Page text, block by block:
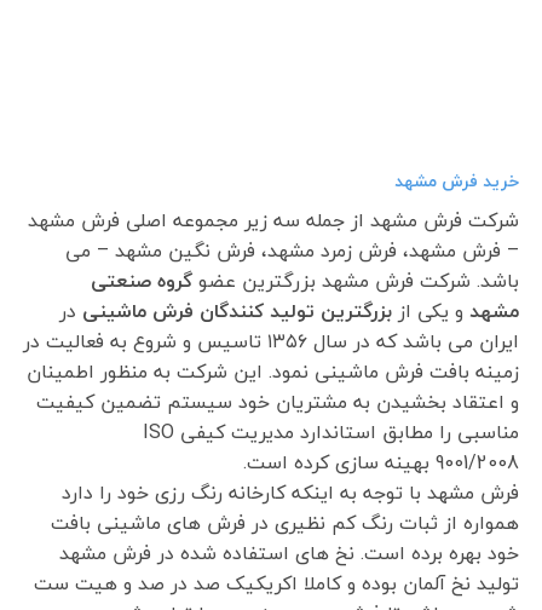
خرید فرش مشهد
شرکت فرش مشهد از جمله سه زیر مجموعه اصلی فرش مشهد
– فرش مشهد، فرش زمرد مشهد، فرش نگین مشهد – می
باشد. شرکت فرش مشهد بزرگترین عضوگروه صنعتی
مشهدو یکی از بزرگترین تولید کنندگان فرش ماشینی در
ایران می باشد که در سال ۱۳۵۶ تاسیس و شروع به فعالیت در
زمینه بافت فرش ماشینی نمود. این شرکت به منظور اطمینان
و اعتقاد بخشیدن به مشتریان خود سیستم تضمین کیفیت
مناسبی را مطابق استاندارد مدیریت کیفی ISO
9001/2008 بهینه سازی کرده است.
فرش مشهد با توجه به اینکه کارخانه رنگ رزی خود را دارد
همواره از ثبات رنگ کم نظیری در فرش های ماشینی بافت
خود بهره برده است. نخ های استفاده شده در فرش مشهد
تولید نخ آلمان بوده و کاملا اکریکیک صد در صد و هیت ست